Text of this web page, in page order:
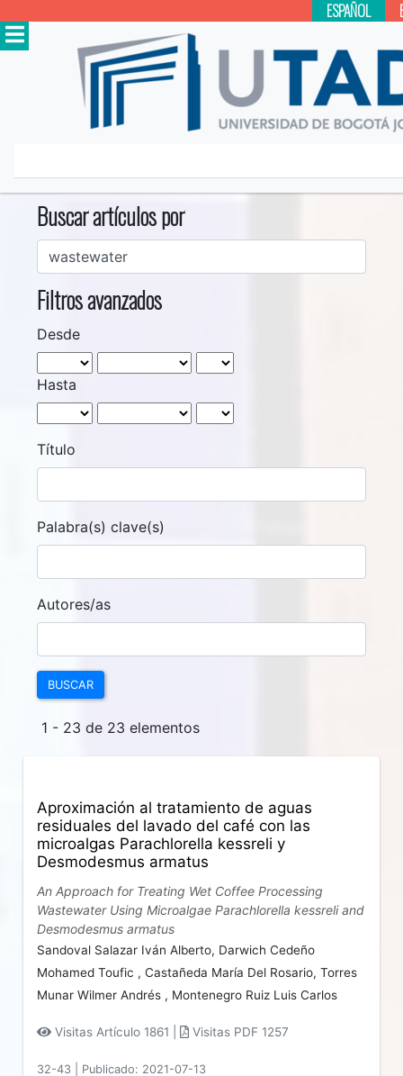
ESPAÑOL
Buscar artículos por
Filtros avanzados
Desde
Hasta
Título
Palabra(s) clave(s)
Autores/as
BUSCAR
1 - 23 de 23 elementos
Aproximación al tratamiento de aguas
residuales del lavado del café con las
microalgas Parachlorella kessreli y
Desmodesmus armatus
An Approach for Treating Wet Coffee Processing
Wastewater Using Microalgae Parachlorella kessreli and
Desmodesmus armatus
Sandoval Salazar Iván Alberto, Darwich Cedeño
Mohamed Toufic ,Castañeda María Del Rosario,Torres
Munar Wilmer Andrés , Montenegro Ruiz Luis Carlos
Visitas Artículo 1861 | Visitas PDF 1257
32-43 Publicado: 2021-07-13